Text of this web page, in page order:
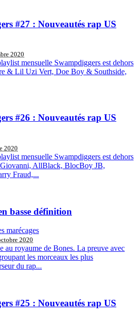
#27 : Nouveautés rap US
2020
mensuelle Swampdiggers est dehors
& Lil Uzi Vert, Doe Boy & Southside,
#26 : Nouveautés rap US
2020
mensuelle Swampdiggers est dehors
AllBlack, BlocBoy JB,
Fraud,...
basse définition
marécages
2020
au royaume de Bones. La preuve avec
les morceaux les plus
du rap...
#25 : Nouveautés rap US